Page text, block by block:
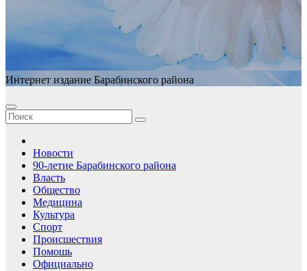
Интернет издание Барабинского района
Новости
90-летие Барабинского района
Власть
Общество
Медицина
Культура
Спорт
Происшествия
Помошь
Официально